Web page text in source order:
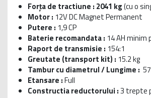
Forța de tractiune : 2041 kg(cu o
Motor : 12V DC Magnet Permanent
Putere : 1,9 CP
Baterie recomandata : 14 AH
Raport de transmisie : 154:1
Greutate (transport kit) : 15.2 kg
Tambur cu diametrul / Lungime :
Etansare :Full
Constructia reductorului :3 trepte